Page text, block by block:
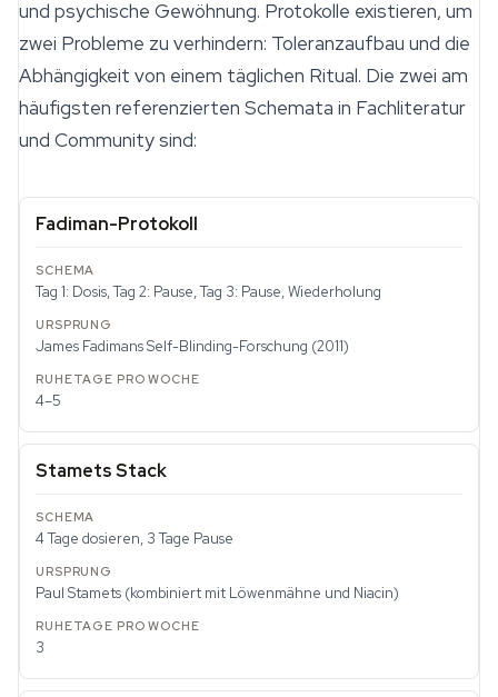
und psychische Gewöhnung. Protokolle existieren, um
zwei Probleme zu verhindern: Toleranzaufbau und die
Abhängigkeit von einem täglichen Ritual. Die zwei am
häufigsten referenzierten Schemata in Fachliteratur
und Community sind:
Fadiman-Protokoll
Tag 1: Dosis, Tag 2: Pause, Tag 3: Pause, Wiederholung
James Fadimans Self-Blinding-Forschung (2011)
4–5
Stamets Stack
4 Tage dosieren, 3 Tage Pause
Paul Stamets (kombiniert mit Löwenmähne und Niacin)
3